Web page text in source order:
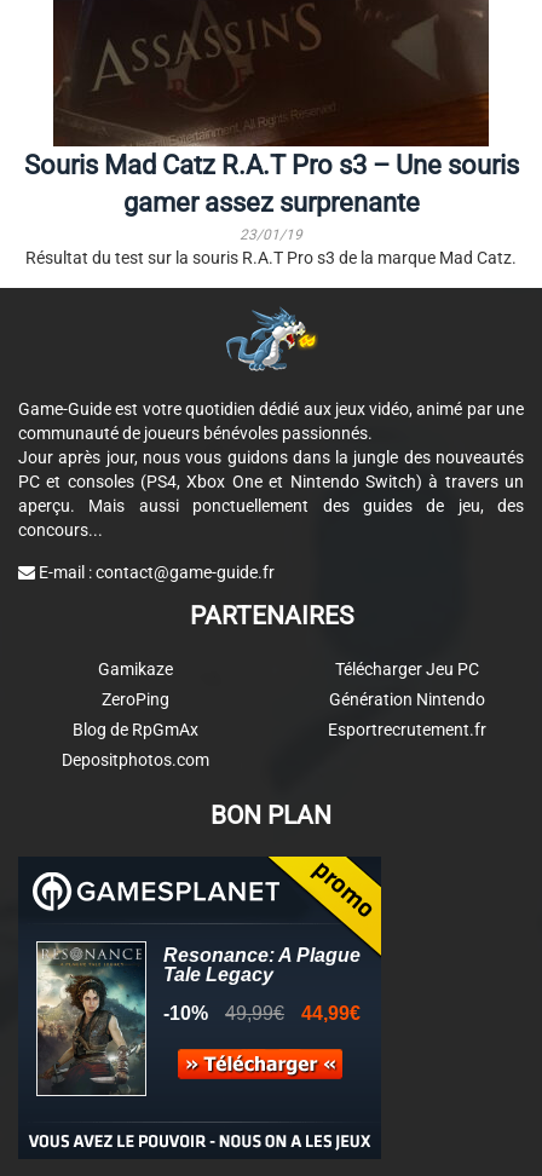
Souris Mad Catz R.A.T Pro s3 – Une souris
gamer assez surprenante
23/01/19
Résultat du test sur la souris R.A.T Pro s3 de la marque Mad Catz.
Game-Guide est votre quotidien dédié aux jeux vidéo, animé par une
communauté de joueurs bénévoles passionnés.
Jour après jour, nous vous guidons dans la jungle des nouveautés
PC et consoles (PS4, Xbox One et Nintendo Switch) à travers un
aperçu. Mais aussi ponctuellement des guides de jeu, des
concours...
E-mail :contact@game-guide.fr
PARTENAIRES
Gamikaze
ZeroPing
Blog de RpGmAx
Depositphotos.com
Télécharger Jeu PC
Génération Nintendo
Esportrecrutement.fr
BON PLAN